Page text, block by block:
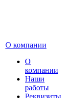
О компании
О
компании
Наши
работы
Реквизиты